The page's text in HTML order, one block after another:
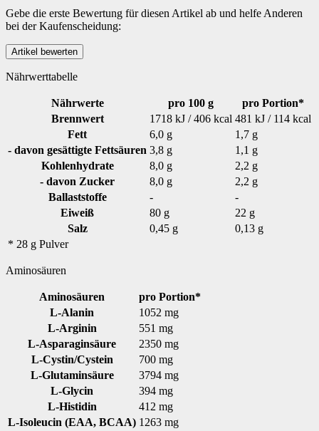
Gebe die erste Bewertung für diesen Artikel ab und helfe Anderen
bei der Kaufenscheidung:
Nährwerttabelle
Nährwerte pro 100 g
pro Portion*
Brennwert
1718 kJ / 406 kcal 481 kJ / 114 kcal
Fett
6,0 g
1,7 g
- davon gesättigte Fettsäuren 3,8 g
1,1 g
Kohlenhydrate
8,0 g
2,2 g
- davon Zucker
8,0 g
2,2 g
Ballaststoffe
-
-
Eiweiß
80 g
22 g
Salz
0,45 g
0,13 g
* 28 g Pulver
Aminosäuren
Aminosäuren
pro Portion*
L-Alanin
1052 mg
L-Arginin
551 mg
L-Asparaginsäure
2350 mg
L-Cystin/Cystein
700 mg
L-Glutaminsäure
3794 mg
L-Glycin
394 mg
L-Histidin
412 mg
L-Isoleucin (EAA, BCAA) 1263 mg